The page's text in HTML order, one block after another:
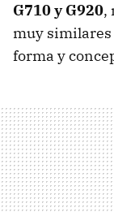
G710 y G920,
muy similares
forma y